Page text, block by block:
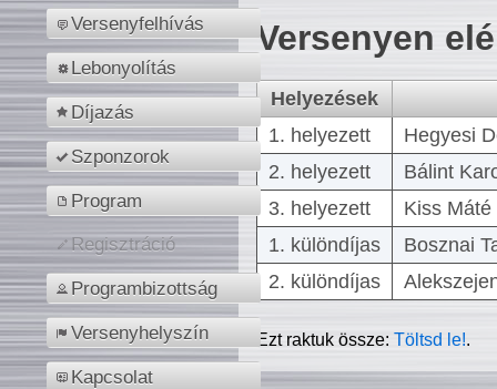
Versenyfelhívás
Lebonyolítás
Díjazás
Szponzorok
Program
Regisztráció
Programbizottság
Versenyhelyszín
Kapcsolat
Versenyen
Helyezések
1. helyezett
Hegyesi
2. helyezett
Bálint
3. helyezett
Kiss
1. különdíjas
Bosznai
2. különdíjas
Ezt raktuk össze:Töltsd le!.